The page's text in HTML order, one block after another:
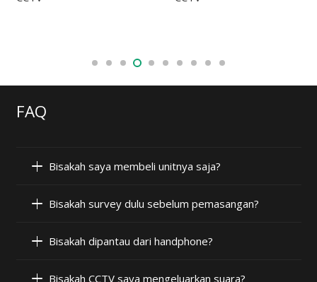
FAQ
Bisakah saya membeli unitnya saja?
Bisakah survey dulu sebelum pemasangan?
Bisakah dipantau dari handphone?
Bisakah CCTV saya mengeluarkan suara?